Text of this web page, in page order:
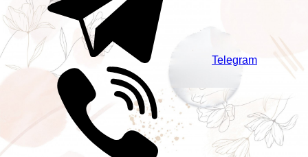
Telegram